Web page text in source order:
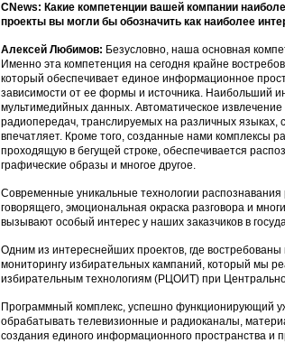
CNews: Какие компетенции вашей компании
проекты вы могли бы обозначить как наиболее
Алексей Любимов: Безусловно, наша основная
Именно эта компетенция на сегодня крайне
который обеспечивает единое информационное
зависимости от ее формы и источника. Наибольший
мультимедийных данных. Автоматическое
радиопередач, транслируемых на различных языках,
впечатляет. Кроме того, созданные нами комплексы
проходящую в бегущей строке, обеспечивается
графические образы и многое другое.
Современные уникальные технологии
говорящего, эмоциональная окраска разговора и
вызывают особый интерес у наших заказчиков в
Одним из интереснейших проектов, где
мониторингу избирательных кампаний, который мы
избирательным технологиям (РЦОИТ) при
Программный комплекс, успешно функционирующий
обрабатывать телевизионные и радиоканалы,
создания единого информационного пространства